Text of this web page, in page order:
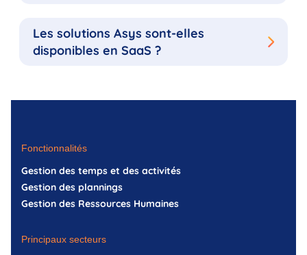
Les solutions Asys sont-elles
disponibles en SaaS ?
Fonctionnalités
Gestion des temps et des activités
Gestion des plannings
Gestion des Ressources Humaines
Principaux secteurs